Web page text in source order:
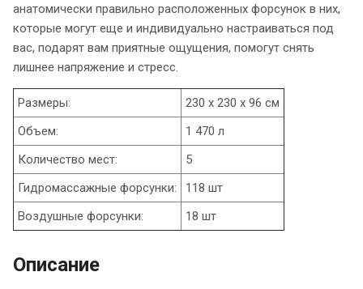
анатомически правильно расположенных форсунок в них,
которые могут еще и индивидуально настраиваться под
вас, подарят вам приятные ощущения, помогут снять
лишнее напряжение и стресс.
Размеры:
230 x 230 x 96 см
Объем:
1 470 л
Количество мест:
5
Гидромассажные форсунки:
118 шт
Воздушные форсунки:
18 шт
Описание